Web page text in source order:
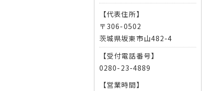
【代表住所】
〒306-0502
茨城県坂東市山482-4
【受付電話番号】
0280-23-4889
【営業時間】